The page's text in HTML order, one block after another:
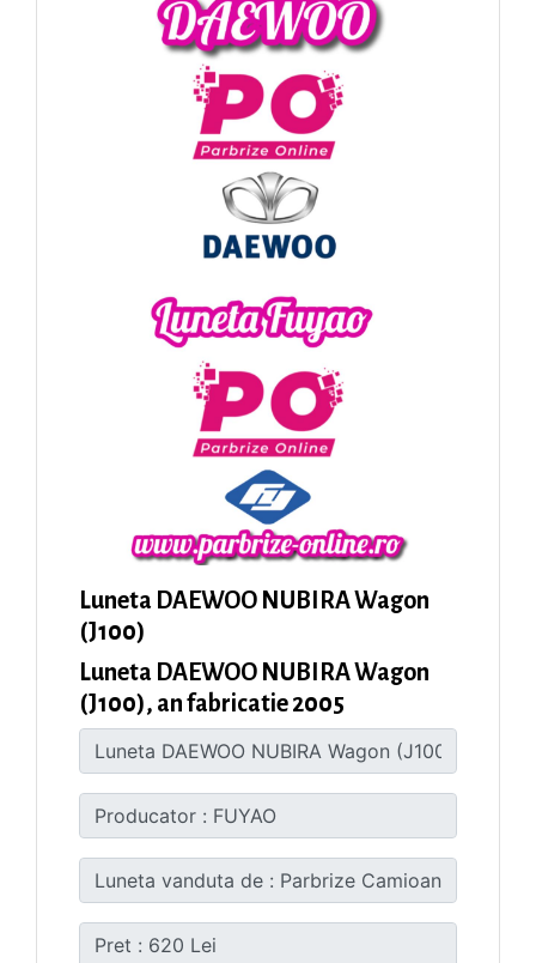
Luneta DAEWOO NUBIRA Wagon
(J100)
Luneta DAEWOO NUBIRA Wagon
(J100), an fabricatie 2005